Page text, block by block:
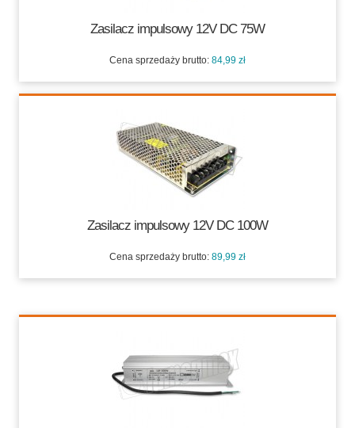
Zasilacz impulsowy 12V DC 75W
Cena sprzedaży brutto: 84,99 zł
Zasilacz impulsowy 12V DC 100W
Cena sprzedaży brutto: 89,99 zł